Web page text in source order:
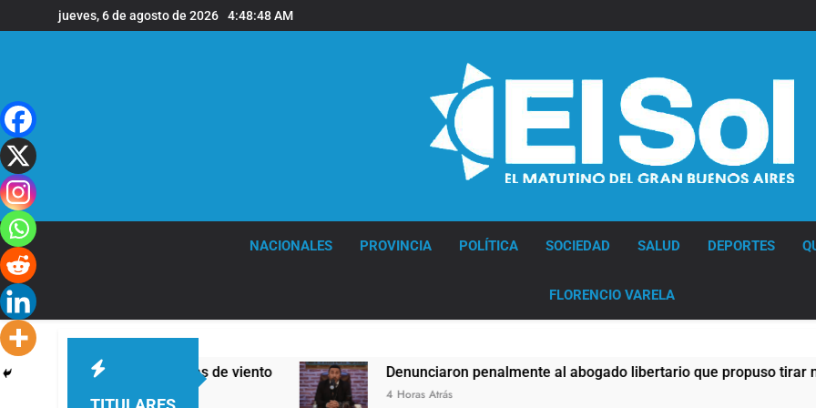
al
jueves, 6 de agosto de 2026 4:48:49 AM
NACIONALES PROVINCIA POLÍTICA SOCIEDAD SALUD DEPORTES
FLORENCIO VARELA
ráfagas de viento Denunciaron penalmente al abogado libertario que propuso tirar napalm sobre el
4 Horas Atrás